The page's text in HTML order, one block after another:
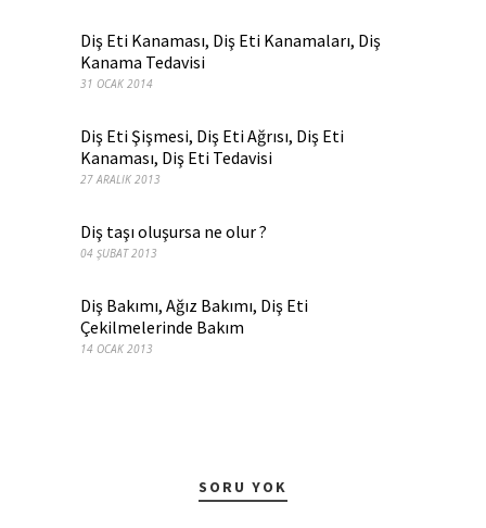
Diş Eti Kanaması, Diş Eti Kanamaları, Diş
Kanama Tedavisi
31 OCAK 2014
Diş Eti Şişmesi, Diş Eti Ağrısı, Diş Eti
Kanaması, Diş Eti Tedavisi
27 ARALIK 2013
Diş taşı oluşursa ne olur ?
04 ŞUBAT 2013
Diş Bakımı, Ağız Bakımı, Diş Eti
Çekilmelerinde Bakım
14 OCAK 2013
SORU YOK